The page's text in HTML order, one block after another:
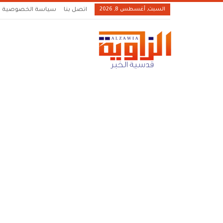
السبت, أغسطس 8, 2026 اتصل بنا سياسة الخصوصية